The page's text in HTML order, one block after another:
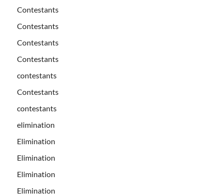
Contestants
Contestants
Contestants
Contestants
contestants
Contestants
contestants
elimination
Elimination
Elimination
Elimination
Elimination